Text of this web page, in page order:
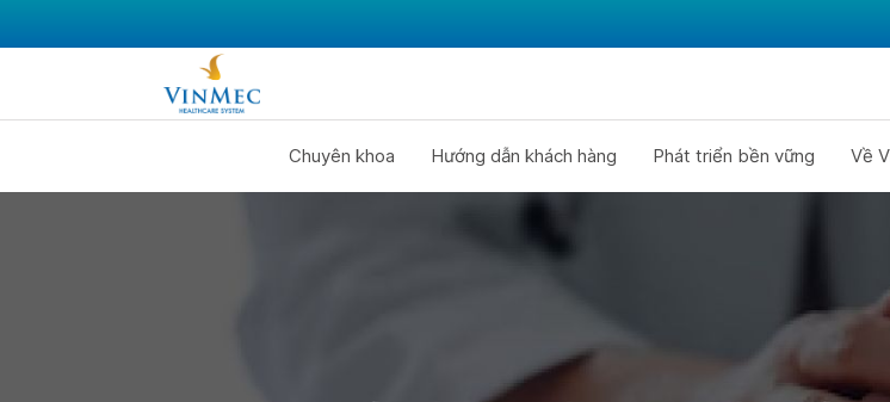
Chuyên khoa Hướng dẫn khách hàng Phát triển bền vững Về